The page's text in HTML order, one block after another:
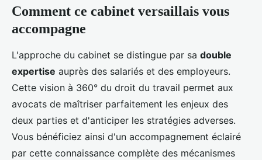
Comment ce cabinet versaillais vous
accompagne
L'approche du cabinet se distingue par sa double
expertise auprès des salariés et des employeurs.
Cette vision à 360° du droit du travail permet aux
avocats de maîtriser parfaitement les enjeux des
deux parties et d'anticiper les stratégies adverses.
Vous bénéficiez ainsi d'un accompagnement éclairé
par cette connaissance complète des mécanismes